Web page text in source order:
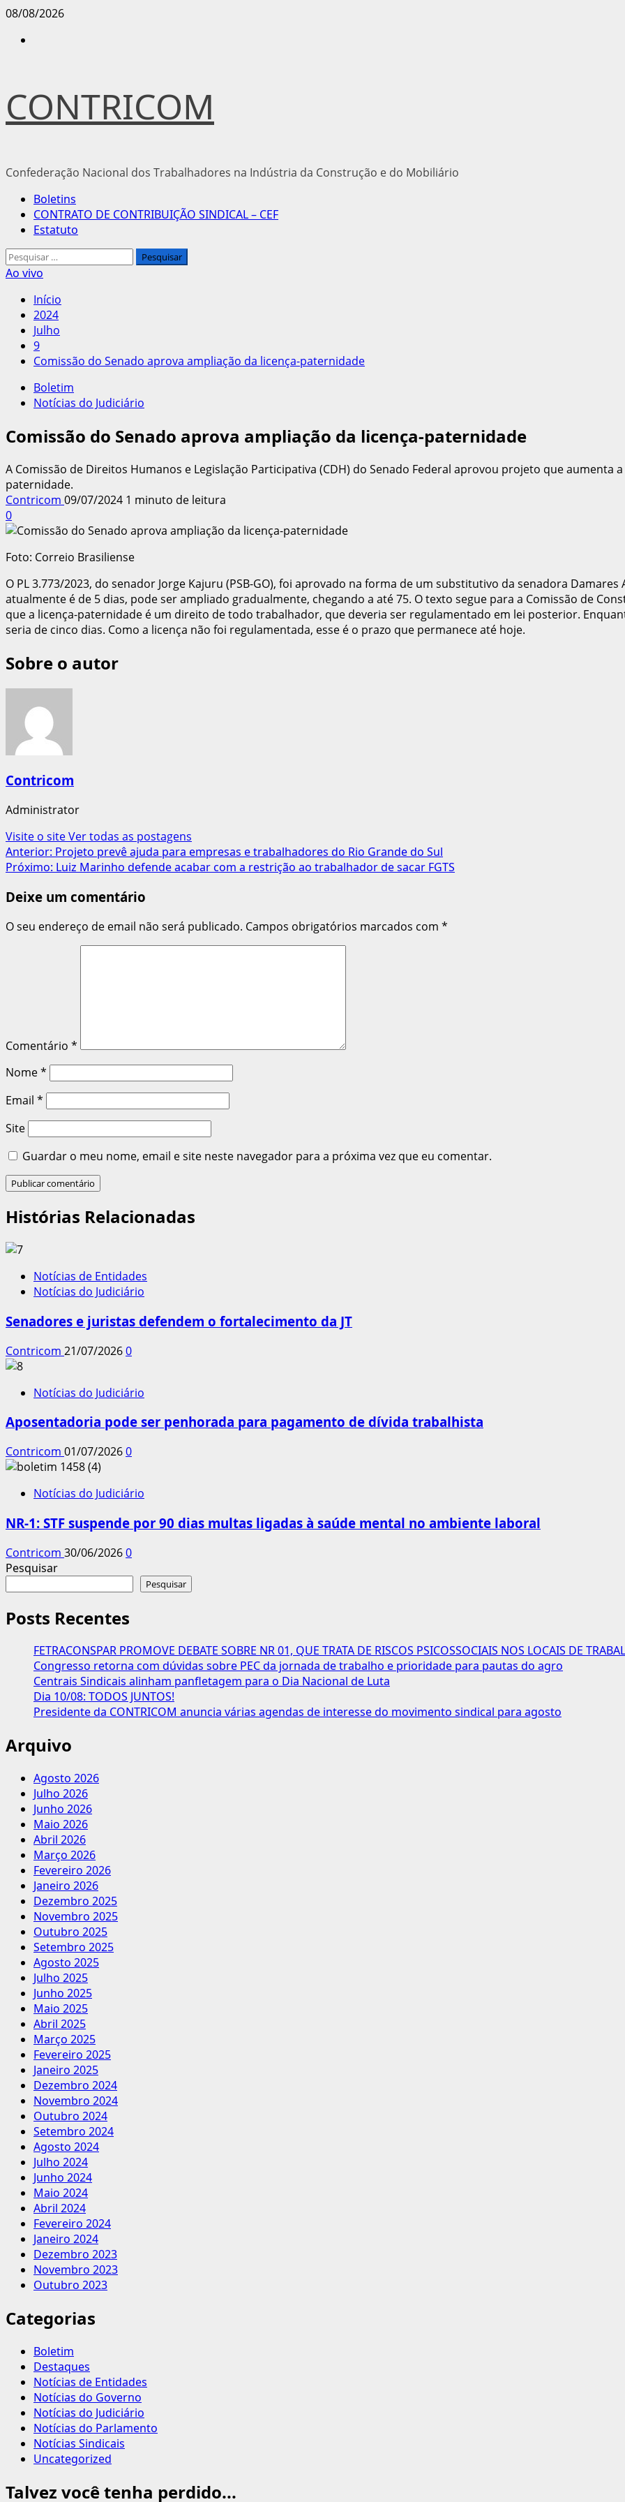
Avançar
08/08/2026
CONTRICOM
Confederação Nacional dos Trabalhadores na Indústria da Construção e do Mobiliário
Menu
principal
Boletins
CONTRATO DE CONTRIBUIÇÃO SINDICAL – CEF
Estatuto
Pesquisar
por:
Ao vivo
Início
2024
Julho
9
Comissão do Senado aprova ampliação da licença-paternidade
Boletim
Notícias do Judiciário
Comissão do Senado aprova ampliação da licença-paternidade
A Comissão de Direitos Humanos e Legislação Participativa (CDH) do Senado Federal aprovou projeto que aumenta
paternidade.
Contricom 09/07/2024 1 minuto de leitura
0
Foto: Correio Brasiliense
O PL 3.773/2023, do senador Jorge Kajuru (PSB-GO), foi aprovado na forma de um substitutivo da senadora Damares
atualmente é de 5 dias, pode ser ampliado gradualmente, chegando a até 75. O texto segue para a Comissão de
que a licença-paternidade é um direito de todo trabalhador, que deveria ser regulamentado em lei posterior.
seria de cinco dias. Como a licença não foi regulamentada, esse é o prazo que permanece até hoje.
Sobre o autor
Contricom
Administrator
Visite o siteVer todas as postagens
Navegação
de
artigos
Anterior: Projeto prevê ajuda para empresas e trabalhadores do Rio Grande do Sul
Próximo: Luiz Marinho defende acabar com a restrição ao trabalhador de sacar FGTS
Deixe um comentário
O seu endereço de email não será publicado. Campos obrigatórios marcados com *
Comentário *
Nome*
Email *
Site
Guardar o meu nome, email e site neste navegador para a próxima vez que eu comentar.
Histórias Relacionadas
Notícias de Entidades
Notícias do Judiciário
Senadores e juristas defendem o fortalecimento da JT
Contricom 21/07/20260
Notícias do Judiciário
Aposentadoria pode ser penhorada para pagamento de dívida trabalhista
Contricom 01/07/20260
Notícias do Judiciário
NR-1: STF suspende por 90 dias multas ligadas à saúde mental no ambiente laboral
Contricom 30/06/20260
Pesquisar
Pesquisar
Posts Recentes
FETRACONSPAR PROMOVE DEBATE SOBRE NR 01, QUE TRATA DE RISCOS PSICOSSOCIAIS NOS LOCAIS DE
Congresso retorna com dúvidas sobre PEC da jornada de trabalho e prioridade para pautas do agro
Centrais Sindicais alinham panfletagem para o Dia Nacional de Luta
Dia 10/08: TODOS JUNTOS!
Presidente da CONTRICOM anuncia várias agendas de interesse do movimento sindical para agosto
Arquivo
Agosto 2026
Julho 2026
Junho 2026
Maio 2026
Abril 2026
Março 2026
Fevereiro 2026
Janeiro 2026
Dezembro 2025
Novembro 2025
Outubro 2025
Setembro 2025
Agosto 2025
Julho 2025
Junho 2025
Maio 2025
Abril 2025
Março 2025
Fevereiro 2025
Janeiro 2025
Dezembro 2024
Novembro 2024
Outubro 2024
Setembro 2024
Agosto 2024
Julho 2024
Junho 2024
Maio 2024
Abril 2024
Fevereiro 2024
Janeiro 2024
Dezembro 2023
Novembro 2023
Outubro 2023
Categorias
Boletim
Destaques
Notícias de Entidades
Notícias do Governo
Notícias do Judiciário
Notícias do Parlamento
Notícias Sindicais
Uncategorized
Talvez você tenha perdido...